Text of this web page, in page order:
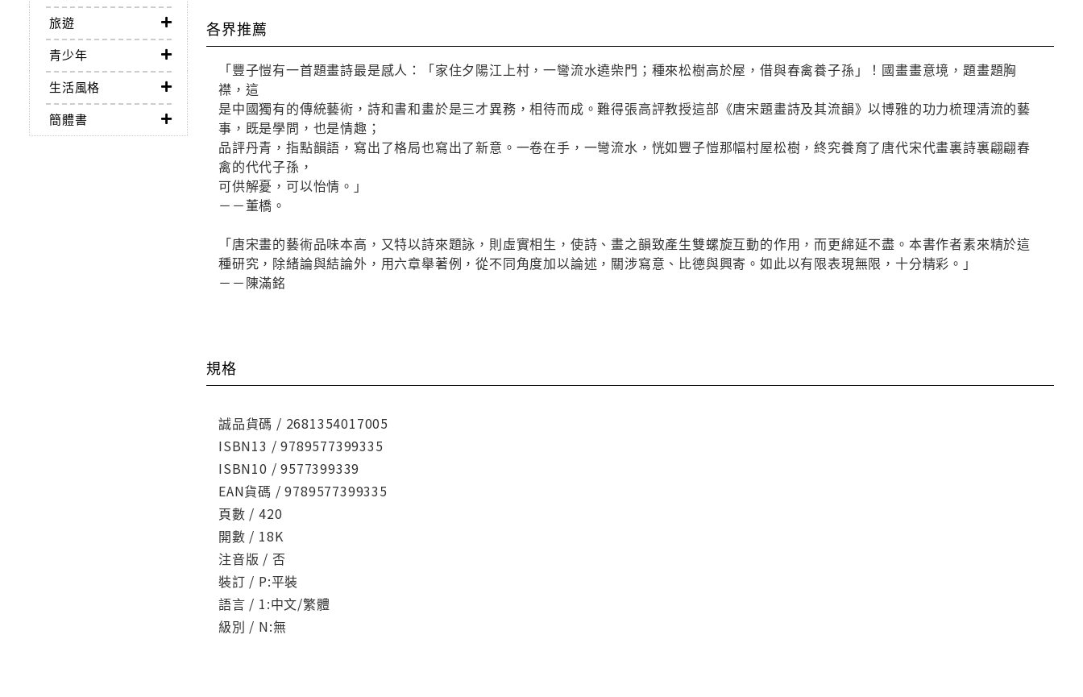
旅遊
青少年
生活風格
簡體書
各界推薦
「豐子愷有一首題畫詩最是感人：「家住夕陽江上村，一彎流水遶柴門；種來松樹高於屋，借與春禽養子孫」！國畫畫意境，題畫題胸
襟，這
是中國獨有的傳統藝術，詩和書和畫於是三才異務，相待而成。難得張高評教授這部《唐宋題畫詩及其流韻》以博雅的功力梳理清流的藝
事，既是學問，也是情趣；
品評丹青，指點韻語，寫出了格局也寫出了新意。一卷在手，一彎流水，恍如豐子愷那幅村屋松樹，終究養育了唐代宋代畫裏詩裏翩翩春
禽的代代子孫，
可供解憂，可以怡情。」
－－董橋。
「唐宋畫的藝術品味本高，又特以詩來題詠，則虛實相生，使詩、畫之韻致產生雙螺旋互動的作用，而更綿延不盡。本書作者素來精於這
種研究，除緒論與結論外，用六章舉著例，從不同角度加以論述，關涉寫意、比德與興寄。如此以有限表現無限，十分精彩。」
－－陳滿銘
規格
誠品貨碼 / 2681354017005
ISBN13 / 9789577399335
ISBN10 / 9577399339
EAN貨碼 / 9789577399335
頁數 / 420
開數 / 18K
注音版 / 否
裝訂 / P:平裝
語言 / 1:中文/繁體
級別 / N:無